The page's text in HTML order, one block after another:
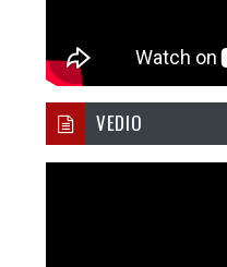
VEDIO